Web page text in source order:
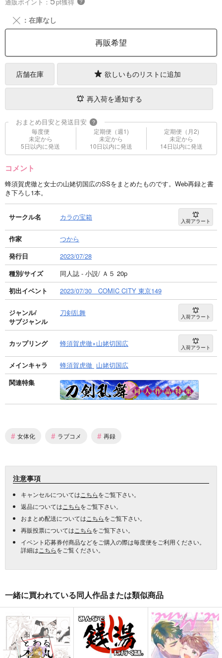
╳ ：在庫なし
再販希望
店舗在庫 欲しいものリストに追加
再入荷を通知する
おまとめ目安と発送目安 ?
毎度便
未定から
5日以内に発送
定期便（週1)
未定から
10日以内に発送
定期便（月2)
未定から
14日以内に発送
コメント
蜂須賀虎徹と女士の山姥切国広のSSをまとめたものです。Web再録と書
き下ろし1本。
サークル名 カラの宝箱 入荷アラート
作家
つから
発行日
2023/07/28
種別/サイズ
同人誌 - 小説/ Ａ５ 20p
初出イベント
2023/07/30 COMIC CITY 東京149
ジャンル/
サブジャンル
刀剣乱舞 入荷アラート
カップリング 蜂須賀虎徹×山姥切国広 入荷アラート
メインキャラ 蜂須賀虎徹 山姥切国広
関連特集
# 女体化 # ラブコメ # 再録
注意事項
キャンセルについては こちらをご覧下さい。
返品については こちらをご覧下さい。
おまとめ配送については こちらをご覧下さい。
再販投票については こちらをご覧下さい。
イベント応募券付商品などをご購入の際は毎度便をご利用ください。
詳細は こちらをご覧ください。
一緒に買われている同人作品または類似商品